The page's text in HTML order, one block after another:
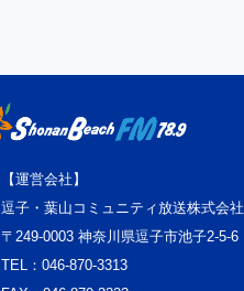
【運営会社】
逗子・葉山コミュニティ放送株式会社
〒249-0003 神奈川県逗子市池子2-5-6
TEL：046-870-3313